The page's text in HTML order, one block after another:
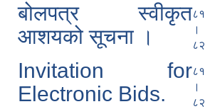
बोलपत्र स्वीकृत
आशयको सूचना ।
८१
।
८२
Invitation for
Electronic Bids.
८१
।
८२